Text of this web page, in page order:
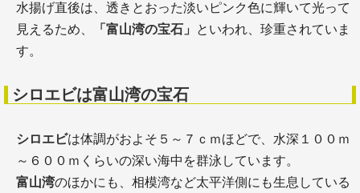
水揚げ直後は、透きとおった淡いピンク色に輝いて光って
見えるため、
「富山湾の宝石」
といわれ、珍重されていま
す。
シロエビは富山湾の宝石
シロエビは体調がおよそ５～７ｃｍほどで、水深１００ｍ
～６００ｍくらいの深い海中を群泳しています。
富山湾のほかにも、相模湾など太平洋側にも生息している